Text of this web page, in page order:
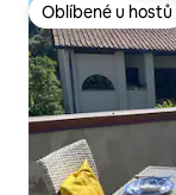
Oblíbené u hostů
Oblíbené u hostů